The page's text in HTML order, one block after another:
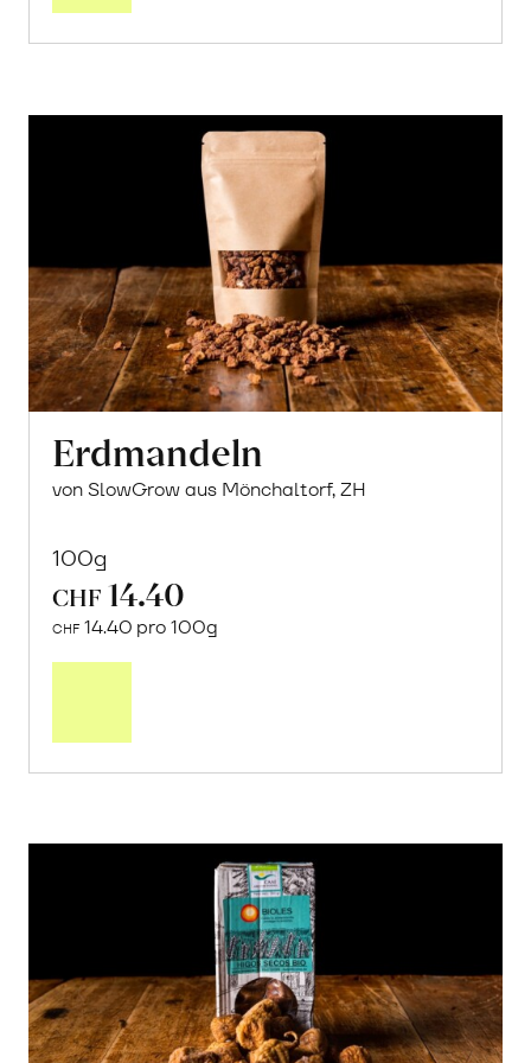
Erdmandeln
von SlowGrow aus Mönchaltorf, ZH
100g
CHF 14.40
CHF 14.40 pro 100g